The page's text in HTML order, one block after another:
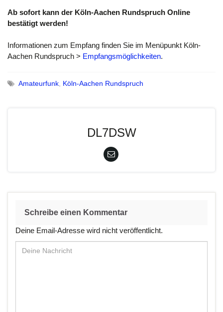
Ab sofort kann der Köln-Aachen Rundspruch Online
bestätigt werden!
Informationen zum Empfang finden Sie im Menüpunkt Köln-
Aachen Rundspruch > Empfangsmöglichkeiten.
Amateurfunk, Köln-Aachen Rundspruch
DL7DSW
Schreibe einen Kommentar
Deine Email-Adresse wird nicht veröffentlicht.